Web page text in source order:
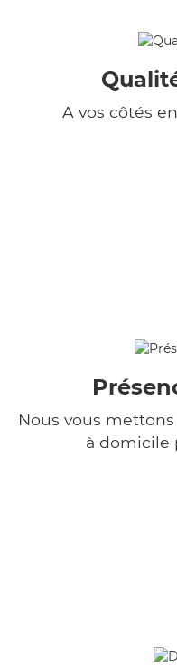
A vos côtés
Nous vous
à domicile